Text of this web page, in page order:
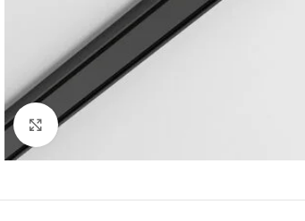
Κλικ για μεγέθυνση